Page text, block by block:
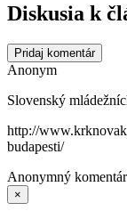
Diskusia k
Pridaj komentár
Anonym
Slovenský
http://
budapesti/
Anonymný
×